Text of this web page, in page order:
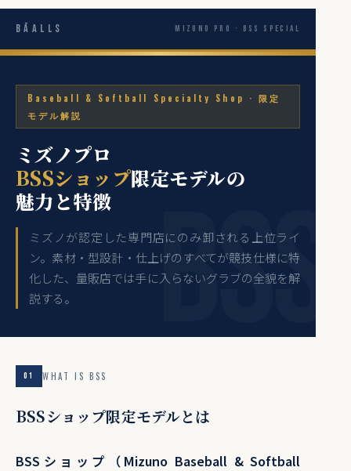
Bāalls Mizuno Pro · BSS Special
Baseball & Softball Specialty Shop · 限定
モデル解説
ミズノプロ
BSSショップ限定モデルの
魅力と特徴
ミズノが認定した専門店にのみ卸される上位ライ
ン。素材・型設計・仕上げのすべてが競技仕様に特
化した、量販店では手に入らないグラブの全貌を解
説する。
01 WHAT IS BSS
BSSショップ限定モデルとは
BSSショップ（Mizuno Baseball & Softball